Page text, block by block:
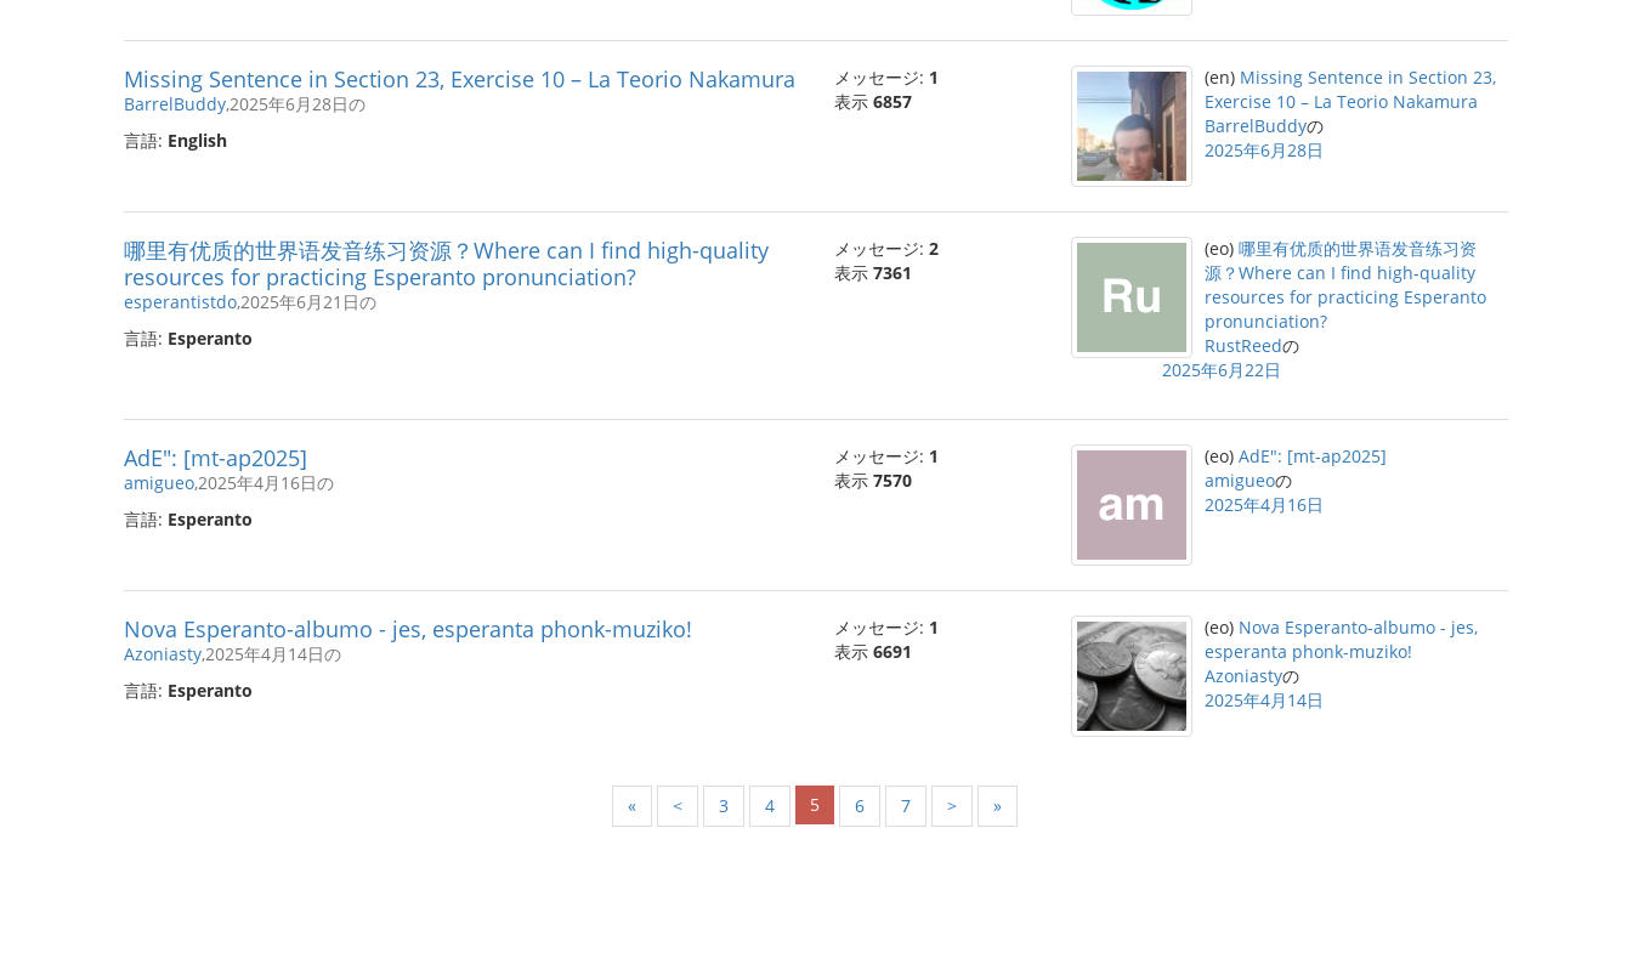
Missing Sentence in Section 23, Exercise 10 – La Teorio Nakamura
BarrelBuddy,2025年6月28日の
言語: English
メッセージ: 1
表示 6857
(en) Missing Sentence in Section 23,
Exercise 10 – La Teorio Nakamura
BarrelBuddyの
2025年6月28日
哪里有优质的世界语发音练习资源？Where can I find high-quality
resources for practicing Esperanto pronunciation?
esperantistdo,2025年6月21日の
言語: Esperanto
メッセージ: 2
表示 7361
(eo) 哪里有优质的世界语发音练习资
源？Where can I find high-quality
resources for practicing Esperanto
pronunciation?
RustReedの
2025年6月22日
AdE": [mt-ap2025]
amigueo,2025年4月16日の
言語: Esperanto
メッセージ: 1
表示 7570
(eo) AdE": [mt-ap2025]
amigueoの
2025年4月16日
Nova Esperanto-albumo - jes, esperanta phonk-muziko!
Azoniasty,2025年4月14日の
言語: Esperanto
メッセージ: 1
表示 6691
(eo) Nova Esperanto-albumo - jes,
esperanta phonk-muziko!
Azoniastyの
2025年4月14日
« < 3 4 5 6 7 > »